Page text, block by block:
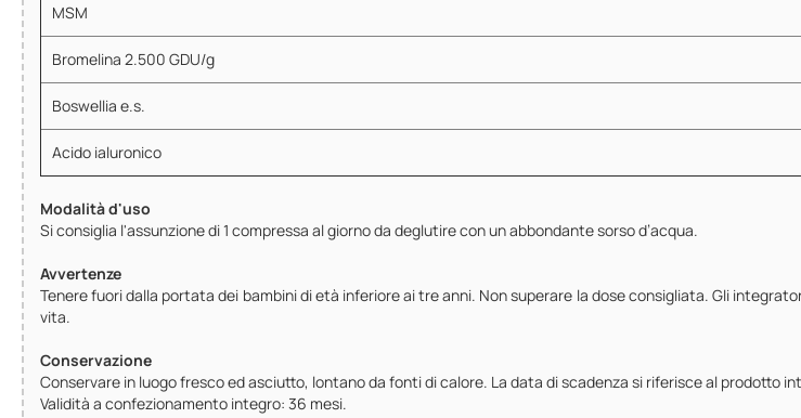
MSM
Bromelina 2.500 GDU/g
Boswellia e.s.
Acido ialuronico
Modalità d'uso
Si consiglia l'assunzione di 1 compressa al giorno da deglutire con un abbondante sorso d’acqua.
Avvertenze
Tenere fuori dalla portata dei bambini di età inferiore ai tre anni. Non superare la dose consigliata. Gli
vita.
Conservazione
Conservare in luogo fresco ed asciutto, lontano da fonti di calore. La data di scadenza si riferisce al prodotto
Validità a confezionamento integro: 36 mesi.